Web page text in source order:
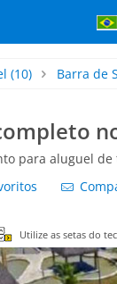
(10) Barra de
para aluguel de
Utilize as setas do